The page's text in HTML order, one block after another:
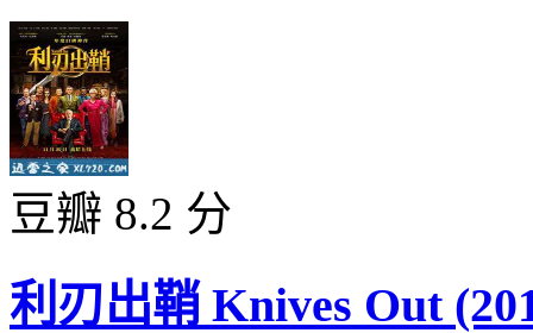
豆瓣 8.2 分
利刃出鞘 Knives Out